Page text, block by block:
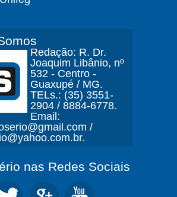
Redação: R. Dr.
Joaquim Libânio, nº
532 - Centro -
Guaxupé / MG.
TELs.: (35) 3551-
2904 / 8884-6778.
Email:
/
nas Redes Sociais